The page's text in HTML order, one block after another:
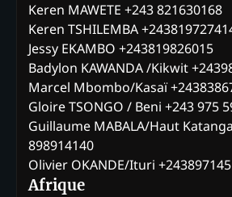
Keren MAWETE +243 821630168
Keren TSHILEMBA
Jessy EKAMBO +243819826015
Badylon KAWANDA /Kikwit
Marcel Mbombo/Kasaï
Gloire TSONGO / Beni +243 975
Guillaume MABALA/Haut
898914140
Olivier OKANDE/Ituri
Afrique